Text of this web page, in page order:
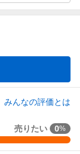
みんなの評価とは
売りたい 0%